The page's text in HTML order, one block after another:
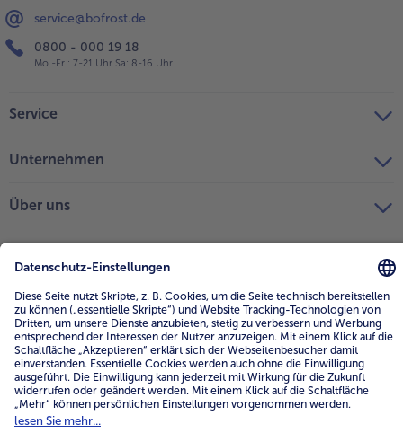
service@bofrost.de
0800 - 000 19 18
Mo.-Fr.: 7-21 Uhr Sa: 8-16 Uhr
Service
Unternehmen
Über uns